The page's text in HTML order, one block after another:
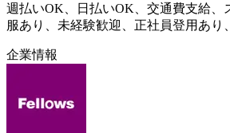
週払いOK、日払いOK、交通費支給、
服あり、未経験歓迎、正社員登用あり
企業情報